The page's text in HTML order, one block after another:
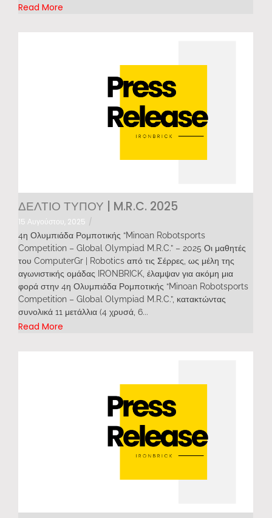
Read More
ΔΕΛΤΙΟ ΤΥΠΟΥ | M.R.C. 2025
15 Αυγούστου, 2025 /
4η Ολυμπιάδα Ρομποτικής “Minoan Robotsports
Competition – Global Olympiad M.R.C.” – 2025 Οι μαθητές
του ComputerGr | Robotics από τις Σέρρες, ως μέλη της
αγωνιστικής ομάδας IRONBRICK, έλαμψαν για ακόμη μια
φορά στην 4η Ολυμπιάδα Ρομποτικής “Minoan Robotsports
Competition – Global Olympiad M.R.C.”, κατακτώντας
συνολικά 11 μετάλλια (4 χρυσά, 6...
Read More